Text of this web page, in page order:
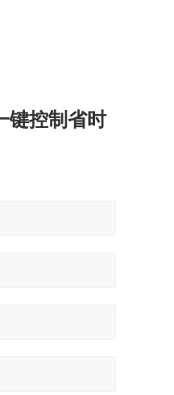
键控制省时